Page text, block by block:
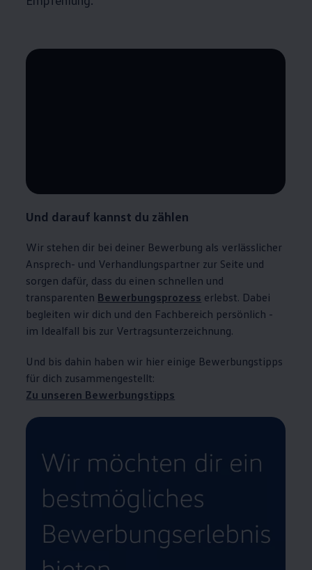
Und darauf kannst du zählen
Wir stehen dir bei deiner Bewerbung als verlässlicher
Ansprech- und Verhandlungspartner zur Seite und
sorgen dafür, dass du einen schnellen und
transparenten Bewerbungsprozess erlebst. Dabei
begleiten wir dich und den Fachbereich persönlich -
im Idealfall bis zur Vertragsunterzeichnung.
Und bis dahin haben wir hier einige Bewerbungstipps
für dich zusammengestellt:
Zu unseren Bewerbungstipps